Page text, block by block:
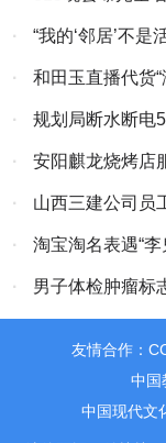
野蛮行为该结束了
· “我的‘邻居’不是
· 和田玉直播代货
·
规划局断水断电5年 为何要将投资18亿
置于死地？
· 安阳麒龙烧烤店
· 山西三建公司员
· 淘宝淘名表遇“
·
男子体检肿瘤标
上门
友情合作：
中国
中国现代文